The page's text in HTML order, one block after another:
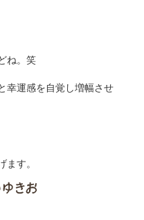
ね。笑
幸運感を自覚し増幅させ
ます。